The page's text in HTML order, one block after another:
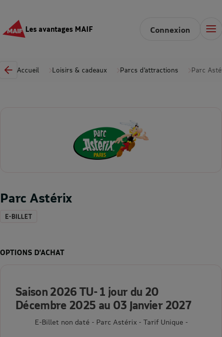
Les avantages MAIF Connexion
Accueil Loisirs & cadeaux Parcs d’attractions Parc
Parc Astérix
E-BILLET
OPTIONS D’ACHAT
Saison 2026 TU- 1 jour du 20
Décembre 2025 au 03 Janvier 2027
E-Billet non daté - Parc Astérix - Tarif Unique -